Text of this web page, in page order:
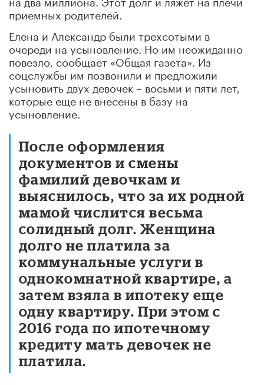
приемных родителей.
Елена и Александр были трехсотыми в
очереди на усыновление. Но им неожиданно
повезло, сообщает «Общая газета». Из
соцслужбы им позвонили и предложили
усыновить двух девочек – восьми и пяти лет,
которые еще не внесены в базу на
усыновление.
После оформления
документов и смены
фамилий девочкам и
выяснилось, что за их родной
мамой числится весьма
солидный долг. Женщина
долго не платила за
коммунальные услуги в
однокомнатной квартире, а
затем взяла в ипотеку еще
одну квартиру. При этом с
2016 года по ипотечному
кредиту мать девочек не
платила.